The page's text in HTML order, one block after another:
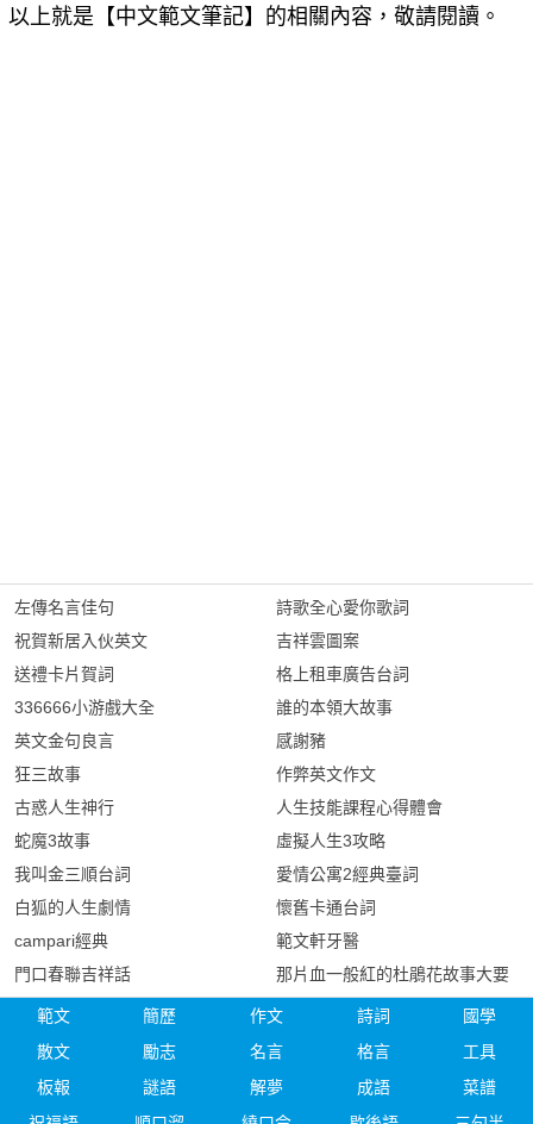
以上就是【中文範文筆記】的相關內容，敬請閱讀。
左傳名言佳句
祝賀新居入伙英文
送禮卡片賀詞
336666小游戲大全
英文金句良言
狂三故事
古惑人生神行
蛇魔3故事
我叫金三順台詞
白狐的人生劇情
campari經典
門口春聯吉祥話
詩歌全心愛你歌詞
吉祥雲圖案
格上租車廣告台詞
誰的本領大故事
感謝豬
作弊英文作文
人生技能課程心得體會
虛擬人生3攻略
愛情公寓2經典臺詞
懷舊卡通台詞
範文軒牙醫
那片血一般紅的杜鵑花故事大要
範文 簡歷 作文 詩詞
國學
散文
勵志 名言 格言
工具
板報
謎語 解夢 成語
菜譜